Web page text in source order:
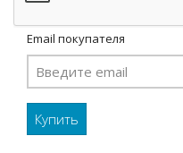
Email покупателя